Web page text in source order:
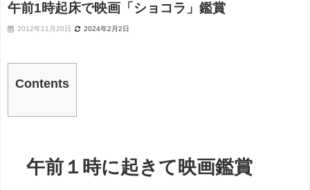
午前1時起床で映画「ショコラ」鑑賞
2012年11月20日 2024年2月2日
Contents
午前１時に起きて映画鑑賞